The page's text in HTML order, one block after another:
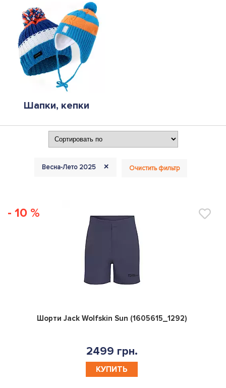
Шапки, кепки
Весна-Лето 2025 + Очистить фильтр
- 10 %
0
Шорти Jack Wolfskin Sun (1605615_1292)
2499 грн.
КУПИТЬ